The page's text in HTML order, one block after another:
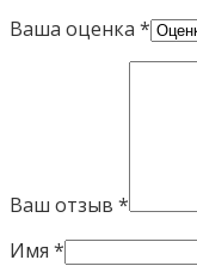
Ваша оценка *
Ваш отзыв *
Имя *